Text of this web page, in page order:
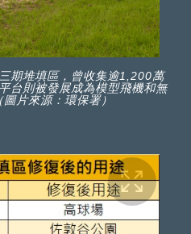
期堆填區，曾收集逾1,200萬
台則被發展成為模型飛機和無
片來源：環保署）